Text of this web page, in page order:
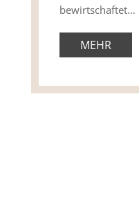
bewirtschaftet…
MEHR